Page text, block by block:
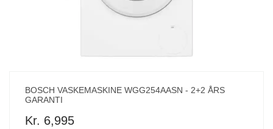
BOSCH VASKEMASKINE WGG254AASN - 2+2 ÅRS
GARANTI
Kr. 6,995